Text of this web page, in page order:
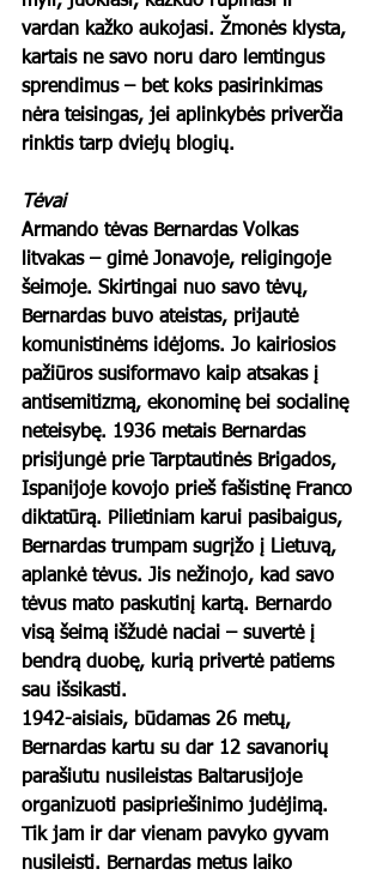
vardan kažko aukojasi. Žmonės klysta,
kartais ne savo noru daro lemtingus
sprendimus – bet koks pasirinkimas
nėra teisingas, jei aplinkybės priverčia
rinktis tarp dviejų blogių.
Tėvai
Armando tėvas Bernardas Volkas
litvakas – gimė Jonavoje, religingoje
šeimoje. Skirtingai nuo savo tėvų,
Bernardas buvo ateistas, prijautė
komunistinėms idėjoms. Jo kairiosios
pažiūros susiformavo kaip atsakas į
antisemitizmą, ekonominę bei socialinę
neteisybę. 1936 metais Bernardas
prisijungė prie Tarptautinės Brigados,
Ispanijoje kovojo prieš fašistinę Franco
diktatūrą. Pilietiniam karui pasibaigus,
Bernardas trumpam sugrįžo į Lietuvą,
aplankė tėvus. Jis nežinojo, kad savo
tėvus mato paskutinį kartą. Bernardo
visą šeimą išžudė naciai – suvertė į
bendrą duobę, kurią privertė patiems
sau išsikasti.
1942-aisiais, būdamas 26 metų,
Bernardas kartu su dar 12 savanorių
parašiutu nusileistas Baltarusijoje
organizuoti pasipriešinimo judėjimą.
Tik jam ir dar vienam pavyko gyvam
nusileisti. Bernardas metus laiko